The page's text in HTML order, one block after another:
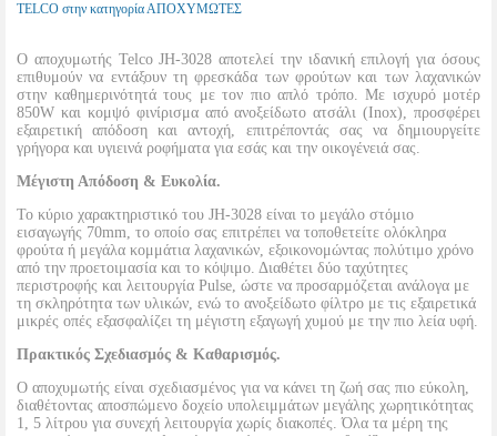
TELCO στην κατηγορία ΑΠΟΧΥΜΩΤΕΣ
Ο αποχυμωτής Telco JH-3028 αποτελεί την ιδανική επιλογή για όσους
επιθυμούν να εντάξουν τη φρεσκάδα των φρούτων και των λαχανικών
στην καθημερινότητά τους με τον πιο απλό τρόπο. Με ισχυρό μοτέρ
850W και κομψό φινίρισμα από ανοξείδωτο ατσάλι (Inox), προσφέρει
εξαιρετική απόδοση και αντοχή, επιτρέποντάς σας να δημιουργείτε
γρήγορα και υγιεινά ροφήματα για εσάς και την οικογένειά σας.
Μέγιστη Απόδοση & Ευκολία.
Το κύριο χαρακτηριστικό του JH-3028 είναι το μεγάλο στόμιο
εισαγωγής 70mm, το οποίο σας επιτρέπει να τοποθετείτε ολόκληρα
φρούτα ή μεγάλα κομμάτια λαχανικών, εξοικονομώντας πολύτιμο χρόνο
από την προετοιμασία και το κόψιμο. Διαθέτει δύο ταχύτητες
περιστροφής και λειτουργία Pulse, ώστε να προσαρμόζεται ανάλογα με
τη σκληρότητα των υλικών, ενώ το ανοξείδωτο φίλτρο με τις εξαιρετικά
μικρές οπές εξασφαλίζει τη μέγιστη εξαγωγή χυμού με την πιο λεία υφή.
Πρακτικός Σχεδιασμός & Καθαρισμός.
Ο αποχυμωτής είναι σχεδιασμένος για να κάνει τη ζωή σας πιο εύκολη,
διαθέτοντας αποσπώμενο δοχείο υπολειμμάτων μεγάλης χωρητικότητας
1, 5 λίτρου για συνεχή λειτουργία χωρίς διακοπές. Όλα τα μέρη της